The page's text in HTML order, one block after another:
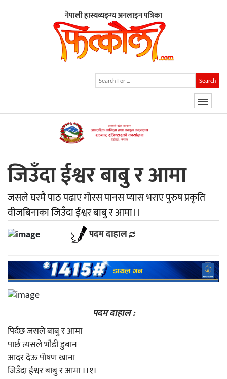
नेपाली हास्यव्यङ्ग्य अनलाइन पत्रिका
Search
जिउँदा ईश्वर बाबु र आमा
जसले घरमै पाठ पढाए गोरस पानस प्यास भराए पुरुष प्रकृति
वीजबिनाका जिउँदा ईश्वर बाबु र आमा।।
पदम दाहाल
पदम दाहाल :
पिर्दछ जसले बाबु र आमा
पार्छ त्यसले भौडी डुबान
आदर देऊ पोषण खाना
जिउँदा ईश्वर बाबु र आमा ।।१।